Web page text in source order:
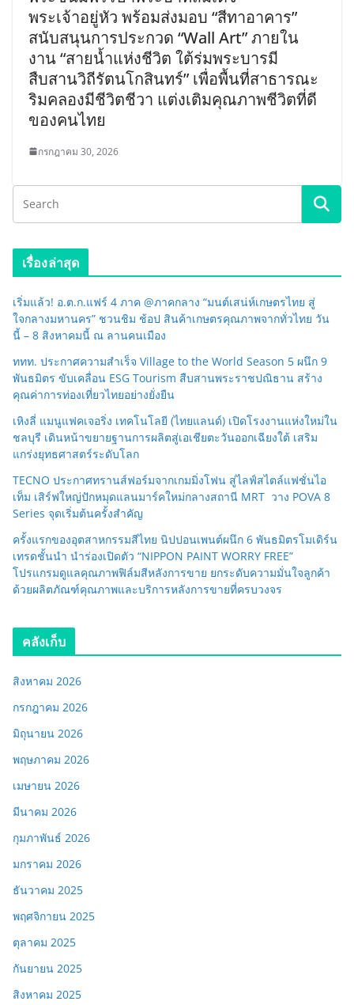
พระเจ้าอยู่หัว พร้อมส่งมอบ “สีทาอาคาร”
สนับสนุนการประกวด “Wall Art” ภายใน
งาน “สายน้ำแห่งชีวิต ใต้ร่มพระบารมี
สืบสานวิถีรัตนโกสินทร์” เพื่อพื้นที่สาธารณะ
ริมคลองมีชีวิตชีวา แต่งเติมคุณภาพชีวิตที่ดี
ของคนไทย
กรกฎาคม 30, 2026
เรื่องล่าสุด
เริ่มแล้ว! อ.ต.ก.แฟร์ 4 ภาค @ภาคกลาง “มนต์เสน่ห์เกษตรไทย สู่
ใจกลางมหานคร” ชวนชิม ช้อป สินค้าเกษตรคุณภาพจากทั่วไทย วัน
นี้ – 8 สิงหาคมนี้ ณ ลานคนเมือง
ททท. ประกาศความสำเร็จ Village to the World Season 5 ผนึก 9
พันธมิตร ขับเคลื่อน ESG Tourism สืบสานพระราชปณิธาน สร้าง
คุณค่าการท่องเที่ยวไทยอย่างยั่งยืน
เหิงลี่ แมนูแฟคเจอริ่ง เทคโนโลยี (ไทยแลนด์) เปิดโรงงานแห่งใหม่ใน
ชลบุรี เดินหน้าขยายฐานการผลิตสู่เอเชียตะวันออกเฉียงใต้ เสริม
แกร่งยุทธศาสตร์ระดับโลก
TECNO ประกาศทรานส์ฟอร์มจากเกมมิ่งโฟน สู่ไลฟ์สไตล์แฟชั่นไอ
เท็ม เสิร์ฟใหญ่ปักหมุดแลนมาร์คใหม่กลางสถานี MRT วาง POVA 8
Series จุดเริ่มต้นครั้งสำคัญ
ครั้งแรกของอุตสาหกรรมสีไทย นิปปอนเพนต์ผนึก 6 พันธมิตรโมเดิร์น
เทรดชั้นนำ นำร่องเปิดตัว “NIPPON PAINT WORRY FREE”
โปรแกรมดูแลคุณภาพฟิล์มสีหลังการขาย ยกระดับความมั่นใจลูกค้า
ด้วยผลิตภัณฑ์คุณภาพและบริการหลังการขายที่ครบวงจร
คลังเก็บ
สิงหาคม 2026
กรกฎาคม 2026
มิถุนายน 2026
พฤษภาคม 2026
เมษายน 2026
มีนาคม 2026
กุมภาพันธ์ 2026
มกราคม 2026
ธันวาคม 2025
พฤศจิกายน 2025
ตุลาคม 2025
กันยายน 2025
สิงหาคม 2025